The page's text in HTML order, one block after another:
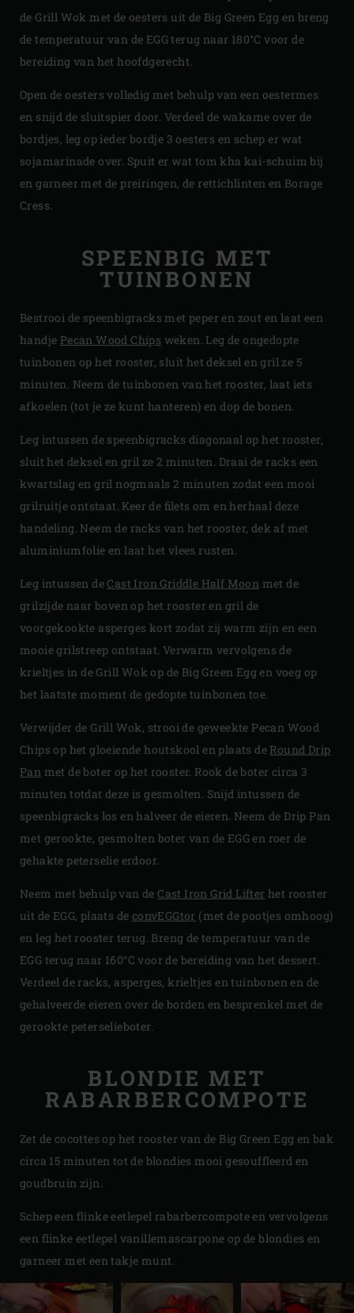
de Grill Wok met de oesters uit de Big Green Egg en breng
de temperatuur van de EGG terug naar 180°C voor de
bereiding van het hoofdgerecht.
Open de oesters volledig met behulp van een oestermes
en snijd de sluitspier door. Verdeel de wakame over de
bordjes, leg op ieder bordje 3 oesters en schep er wat
sojamarinade over. Spuit er wat tom kha kai-schuim bij
en garneer met de preiringen, de rettichlinten en Borage
Cress.
SPEENBIG MET
TUINBONEN
Bestrooi de speenbigracks met peper en zout en laat een
handje Pecan Wood Chips weken. Leg de ongedopte
tuinbonen op het rooster, sluit het deksel en gril ze 5
minuten. Neem de tuinbonen van het rooster, laat iets
afkoelen (tot je ze kunt hanteren) en dop de bonen.
Leg intussen de speenbigracks diagonaal op het rooster,
sluit het deksel en gril ze 2 minuten. Draai de racks een
kwartslag en gril nogmaals 2 minuten zodat een mooi
grilruitje ontstaat. Keer de filets om en herhaal deze
handeling. Neem de racks van het rooster, dek af met
aluminiumfolie en laat het vlees rusten.
Leg intussen deCast Iron Griddle Half Moon met de
grilzijde naar boven op het rooster en gril de
voorgekookte asperges kort zodat zij warm zijn en een
mooie grilstreep ontstaat. Verwarm vervolgens de
krieltjes in de Grill Wok op de Big Green Egg en voeg op
het laatste moment de gedopte tuinbonen toe.
Verwijder de Grill Wok, strooi de geweekte Pecan Wood
Chips op het gloeiende houtskool en plaats deRound Drip
Pan met de boter op het rooster. Rook de boter circa 3
minuten totdat deze is gesmolten. Snijd intussen de
speenbigracks los en halveer de eieren. Neem de Drip Pan
met gerookte, gesmolten boter van de EGG en roer de
gehakte peterselie erdoor.
Neem met behulp van deCast Iron Grid Lifter het rooster
uit de EGG, plaats de convEGGtor (met de pootjes omhoog)
en leg het rooster terug. Breng de temperatuur van de
EGG terug naar 160°C voor de bereiding van het dessert.
Verdeel de racks, asperges, krieltjes en tuinbonen en de
gehalveerde eieren over de borden en besprenkel met de
gerookte peterselieboter.
BLONDIE MET
RABARBERCOMPOTE
Zet de cocottes op het rooster van de Big Green Egg en bak
circa 15 minuten tot de blondies mooi gesouffleerd en
goudbruin zijn.
Schep een flinke eetlepel rabarbercompote en vervolgens
een flinke eetlepel vanillemascarpone op de blondies en
garneer met een takje munt.